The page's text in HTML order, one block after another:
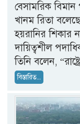
বেসামরিক
খানম রিতা
হয়রানির শিকার
দায়িত্বশীল
তিনি বলেন,
বিস্তারিত...